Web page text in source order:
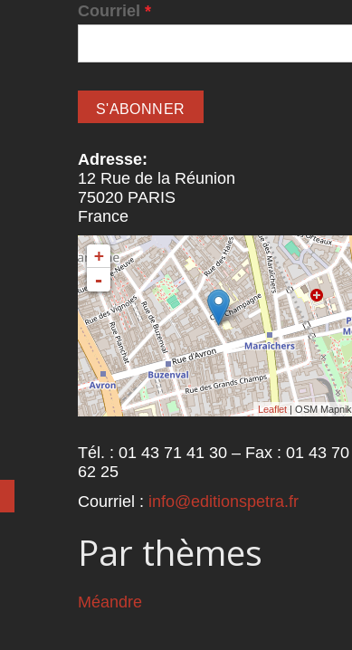
Courriel *
Adresse:
12 Rue de la Réunion
75020 PARIS
France
+
-
Leaflet | OSM Mapnik
Tél. : 01 43 71 41 30 – Fax : 01 43 70
62 25
Courriel : info@editionspetra.fr
Par thèmes
Méandre